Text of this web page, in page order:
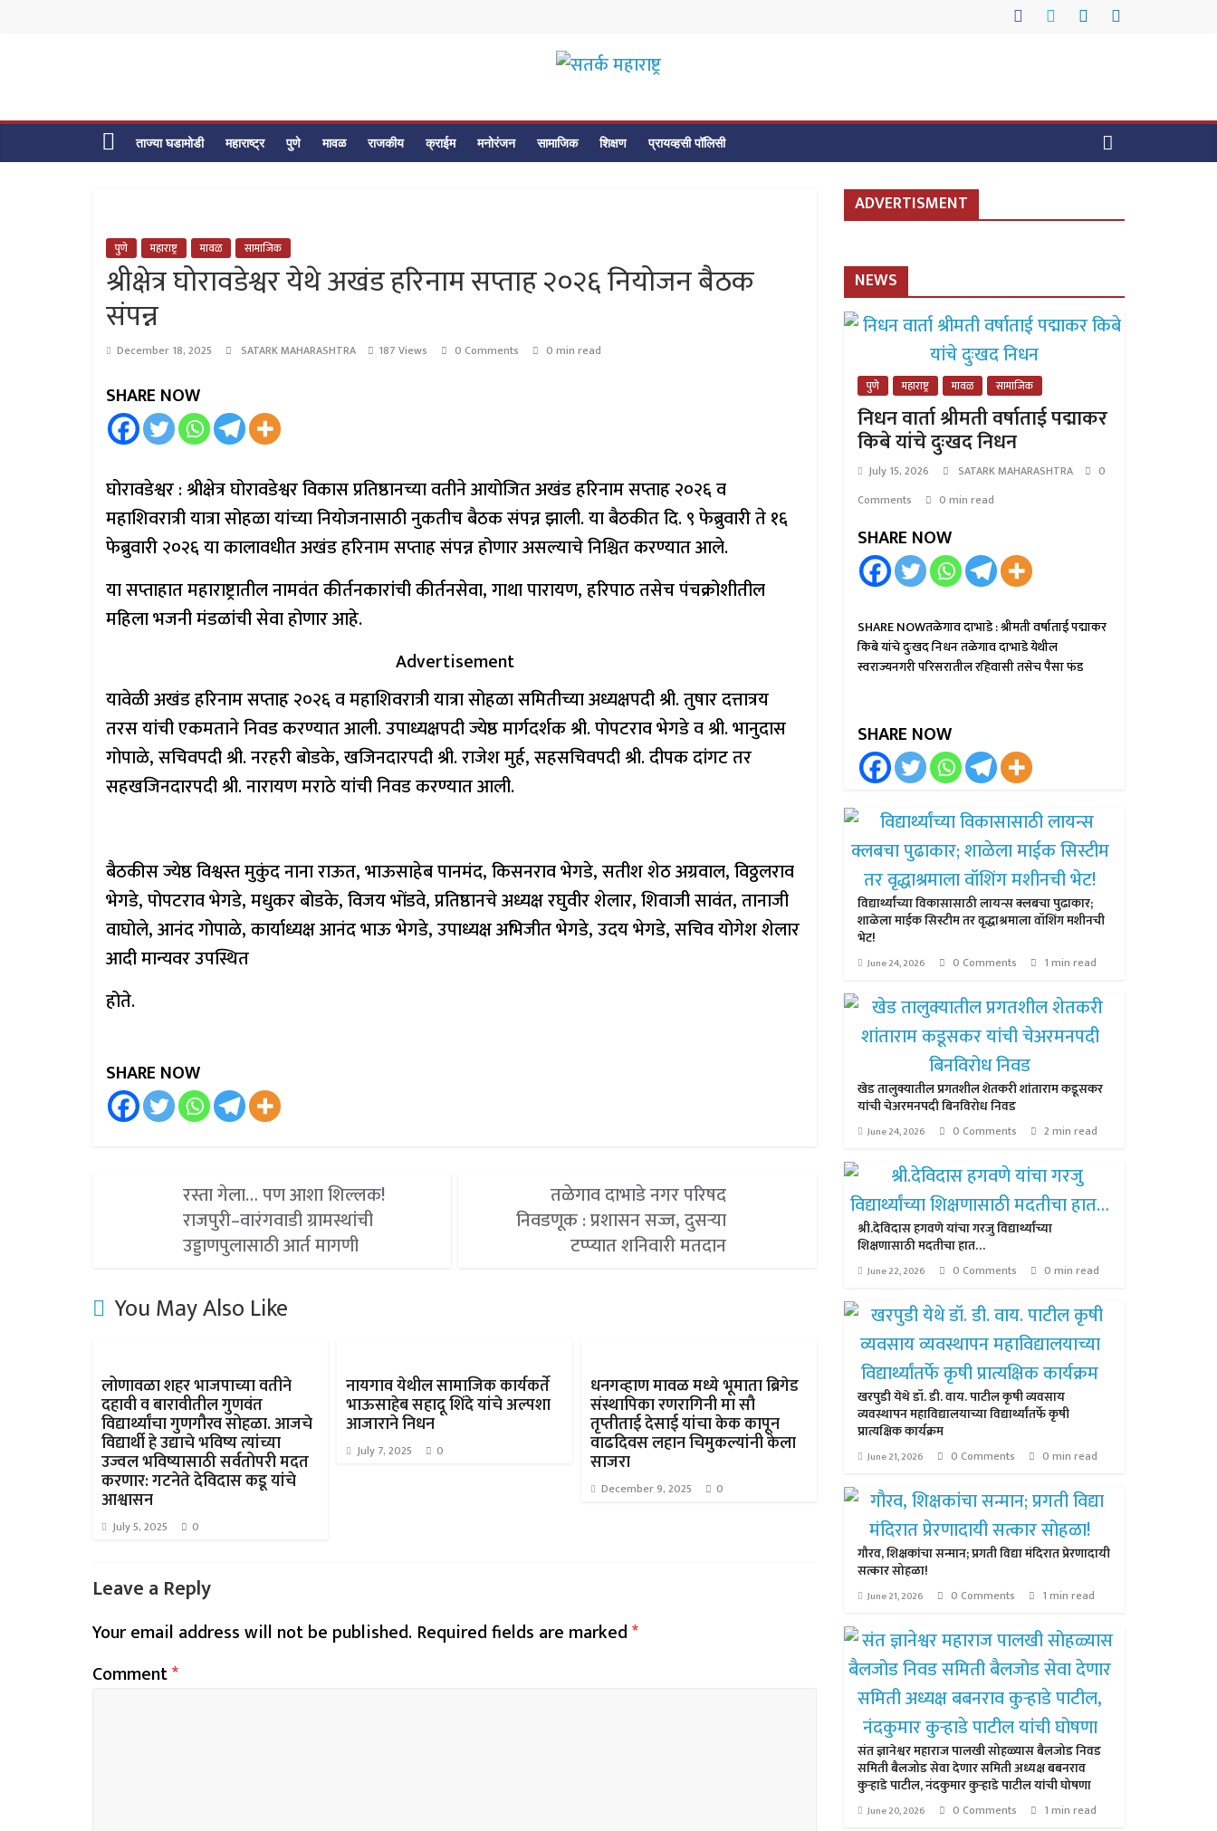
सतर्क
महाराष्ट्र
ताज्या घडामोडी महाराष्ट्र पुणे मावळ राजकीय क्राईम मनोरंजन सामाजिक शिक्षण प्रायव्हसी पॉलिसी
पुणे महाराष्ट्र मावळ सामाजिक
श्रीक्षेत्र घोरावडेश्वर येथे अखंड हरिनाम सप्ताह २०२६ नियोजन बैठक
संपन्न
December 18, 2025 SATARK MAHARASHTRA 187 Views 0 Comments 0 min read
SHARE NOW
घोरावडेश्वर : श्रीक्षेत्र घोरावडेश्वर विकास प्रतिष्ठानच्या वतीने आयोजित अखंड हरिनाम सप्ताह २०२६ व
महाशिवरात्री यात्रा सोहळा यांच्या नियोजनासाठी नुकतीच बैठक संपन्न झाली. या बैठकीत दि. ९ फेब्रुवारी ते १६
फेब्रुवारी २०२६ या कालावधीत अखंड हरिनाम सप्ताह संपन्न होणार असल्याचे निश्चित करण्यात आले.
या सप्ताहात महाराष्ट्रातील नामवंत कीर्तनकारांची कीर्तनसेवा, गाथा पारायण, हरिपाठ तसेच पंचक्रोशीतील
महिला भजनी मंडळांची सेवा होणार आहे.
Advertisement
यावेळी अखंड हरिनाम सप्ताह २०२६ व महाशिवरात्री यात्रा सोहळा समितीच्या अध्यक्षपदी श्री. तुषार दत्तात्रय
तरस यांची एकमताने निवड करण्यात आली. उपाध्यक्षपदी ज्येष्ठ मार्गदर्शक श्री. पोपटराव भेगडे व श्री. भानुदास
गोपाळे, सचिवपदी श्री. नरहरी बोडके, खजिनदारपदी श्री. राजेश मुर्ह, सहसचिवपदी श्री. दीपक दांगट तर
सहखजिनदारपदी श्री. नारायण मराठे यांची निवड करण्यात आली.
बैठकीस ज्येष्ठ विश्वस्त मुकुंद नाना राऊत, भाऊसाहेब पानमंद, किसनराव भेगडे, सतीश शेठ अग्रवाल, विठ्ठलराव
भेगडे, पोपटराव भेगडे, मधुकर बोडके, विजय भोंडवे, प्रतिष्ठानचे अध्यक्ष रघुवीर शेलार, शिवाजी सावंत, तानाजी
वाघोले, आनंद गोपाळे, कार्याध्यक्ष आनंद भाऊ भेगडे, उपाध्यक्ष अभिजीत भेगडे, उदय भेगडे, सचिव योगेश शेलार
आदी मान्यवर उपस्थित
होते.
SHARE NOW
रस्ता गेला… पण आशा शिल्लक!
राजपुरी–वारंगवाडी ग्रामस्थांची
उड्डाणपुलासाठी आर्त मागणी
तळेगाव दाभाडे नगर परिषद
निवडणूक : प्रशासन सज्ज, दुसऱ्या
टप्प्यात शनिवारी मतदान
You May Also Like
लोणावळा शहर भाजपाच्या वतीने
दहावी व बारावीतील गुणवंत
विद्यार्थ्यांचा गुणगौरव सोहळा. आजचे
विद्यार्थी हे उद्याचे भविष्य त्यांच्या
उज्वल भविष्यासाठी सर्वतोपरी मदत
करणार: गटनेते देविदास कडू यांचे
आश्वासन
July 5, 2025 0
नायगाव येथील सामाजिक कार्यकर्ते
भाऊसाहेब सहादू शिंदे यांचे अल्पशा
आजाराने निधन
July 7, 2025 0
धनगव्हाण मावळ मध्ये भूमाता ब्रिगेड
संस्थापिका रणरागिनी मा सौ
तृप्तीताई देसाई यांचा केक कापून
वाढदिवस लहान चिमुकल्यांनी केला
साजरा
December 9, 2025 0
Leave a Reply
Your email address will not be published. Required fields are marked*
Comment*
ADVERTISMENT
NEWS
पुणे महाराष्ट्र मावळ सामाजिक
निधन वार्ता श्रीमती वर्षाताई पद्माकर
किबे यांचे दुःखद निधन
July 15, 2026 SATARK MAHARASHTRA
0
Comments
0 min read
SHARE NOW
SHARE NOWतळेगाव दाभाडे : श्रीमती वर्षाताई पद्माकर
किबे यांचे दुःखद निधन तळेगाव दाभाडे येथील
स्वराज्यनगरी परिसरातील रहिवासी तसेच पैसा फंड
SHARE NOW
विद्यार्थ्यांच्या विकासासाठी लायन्स क्लबचा पुढाकार;
शाळेला माईक सिस्टीम तर वृद्धाश्रमाला वॉशिंग मशीनची
भेट!
June 24, 2026 0 Comments 1 min read
खेड तालुक्यातील प्रगतशील शेतकरी शांताराम कडूसकर
यांची चेअरमनपदी बिनविरोध निवड
June 24, 2026 0 Comments 2 min read
श्री.देविदास हगवणे यांचा गरजु विद्यार्थ्यांच्या
शिक्षणासाठी मदतीचा हात…
June 22, 2026 0 Comments 0 min read
खरपुडी येथे डॉ. डी. वाय. पाटील कृषी व्यवसाय
व्यवस्थापन महाविद्यालयाच्या विद्यार्थ्यांतर्फे कृषी
प्रात्यक्षिक कार्यक्रम
June 21, 2026 0 Comments 0 min read
गौरव, शिक्षकांचा सन्मान; प्रगती विद्या मंदिरात प्रेरणादायी
सत्कार सोहळा!
June 21, 2026 0 Comments 1 min read
संत ज्ञानेश्वर महाराज पालखी सोहळ्यास बैलजोड निवड
समिती बैलजोड सेवा देणार समिती अध्यक्ष बबनराव
कुऱ्हाडे पाटील, नंदकुमार कुऱ्हाडे पाटील यांची घोषणा
June 20, 2026 0 Comments 1 min read